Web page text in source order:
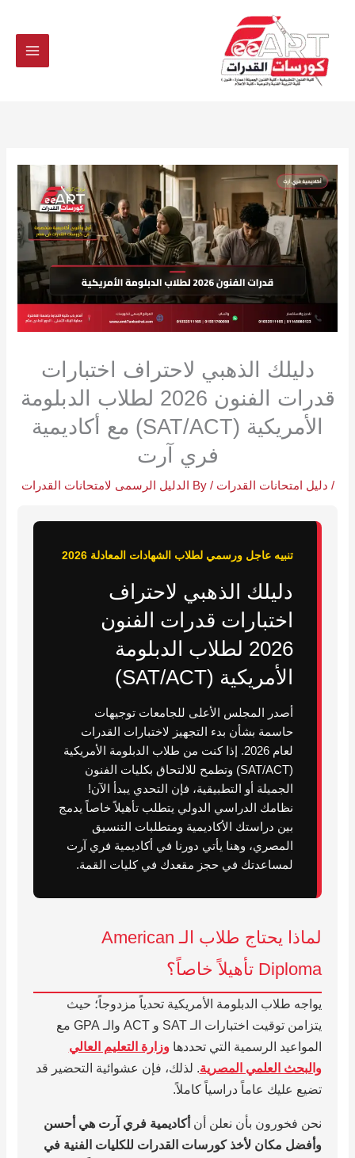
دليلك الذهبي لاحتراف اختبارات
قدرات الفنون 2026 لطلاب الدبلومة
الأمريكية (SAT/ACT) مع أكاديمية
فري آرت
/ دليل امتحانات القدرات / By الدليل الرسمى لامتحانات القدرات
تنبيه عاجل ورسمي لطلاب الشهادات المعادلة 2026
دليلك الذهبي لاحتراف
اختبارات قدرات الفنون
2026 لطلاب الدبلومة
الأمريكية (SAT/ACT)
أصدر المجلس الأعلى للجامعات توجيهات
حاسمة بشأن بدء التجهيز لاختبارات القدرات
لعام 2026. إذا كنت من طلاب الدبلومة الأمريكية
(SAT/ACT) وتطمح للالتحاق بكليات الفنون
الجميلة أو التطبيقية، فإن التحدي يبدأ الآن!
نظامك الدراسي الدولي يتطلب تأهيلاً خاصاً يدمج
بين دراستك الأكاديمية ومتطلبات التنسيق
المصري، وهنا يأتي دورنا في أكاديمية فري آرت
لمساعدتك في حجز مقعدك في كليات القمة.
لماذا يحتاج طلاب الـ American
Diploma تأهيلاً خاصاً؟
يواجه طلاب الدبلومة الأمريكية تحدياً مزدوجاً؛ حيث
يتزامن توقيت اختبارات الـ SAT و ACT والـ GPA مع
المواعيد الرسمية التي تحددهاوزارة التعليم العالي
والبحث العلمي المصرية. لذلك، فإن عشوائية التحضير قد
تضيع عليك عاماً دراسياً كاملاً.
نحن فخورون بأن نعلن أن أكاديمية فري آرت هي أحسن
وأفضل مكان لأخذ كورسات القدرات للكليات الفنية في